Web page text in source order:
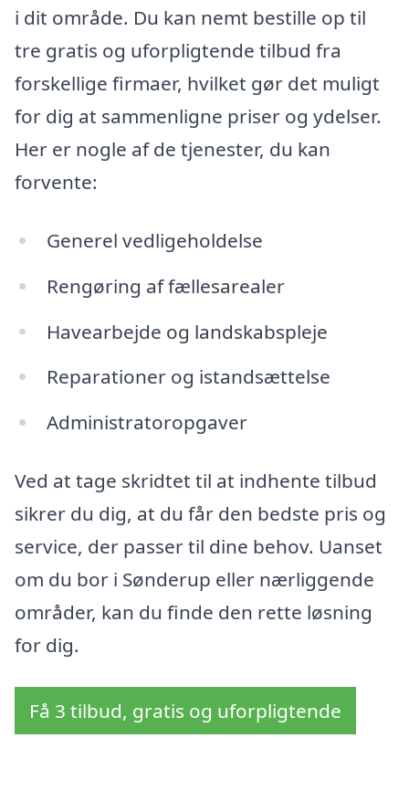
i dit område. Du kan nemt bestille op til
tre gratis og uforpligtende tilbud fra
forskellige firmaer, hvilket gør det muligt
for dig at sammenligne priser og ydelser.
Her er nogle af de tjenester, du kan
forvente:
Generel vedligeholdelse
Rengøring af fællesarealer
Havearbejde og landskabspleje
Reparationer og istandsættelse
Administratoropgaver
Ved at tage skridtet til at indhente tilbud
sikrer du dig, at du får den bedste pris og
service, der passer til dine behov. Uanset
om du bor i Sønderup eller nærliggende
områder, kan du finde den rette løsning
for dig.
Få 3 tilbud, gratis og uforpligtende